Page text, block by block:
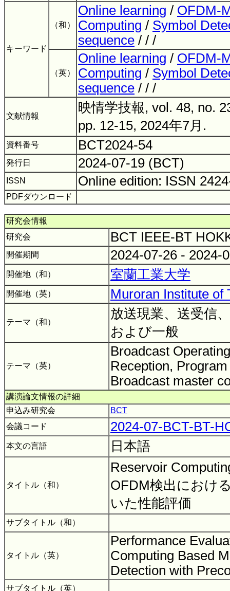
キーワード
（和）
Online learning / OFDM-
Computing / Symbol
sequence / / /
（英）
Online learning / OFDM-
Computing / Symbol
sequence / / /
文献情報
映情学技報, vol. 48, no.
pp. 12-15, 2024年7月.
資料番号 BCT2024-54
発行日 2024-07-19 (BCT)
ISSN Online edition: ISSN
PDFダウンロード
研究会情報
研究会
BCT IEEE-BT
開催期間 2024-07-26 - 2024-
開催地（和） 室蘭工業大学
開催地（英） Muroran Institute of
テーマ（和）
放送現業、送受信
および一般
テーマ（英）
Broadcast
Reception,
Broadcast master
講演論文情報の詳細
申込み研究会
BCT
会議コード
2024-07-BCT-BT-
本文の言語 日本語
タイトル（和）
Reservoir
OFDM検出におけ
いた性能評価
サブタイトル（和）
タイトル（英）
Performance
Computing Based
Detection with
サブタイトル（英）